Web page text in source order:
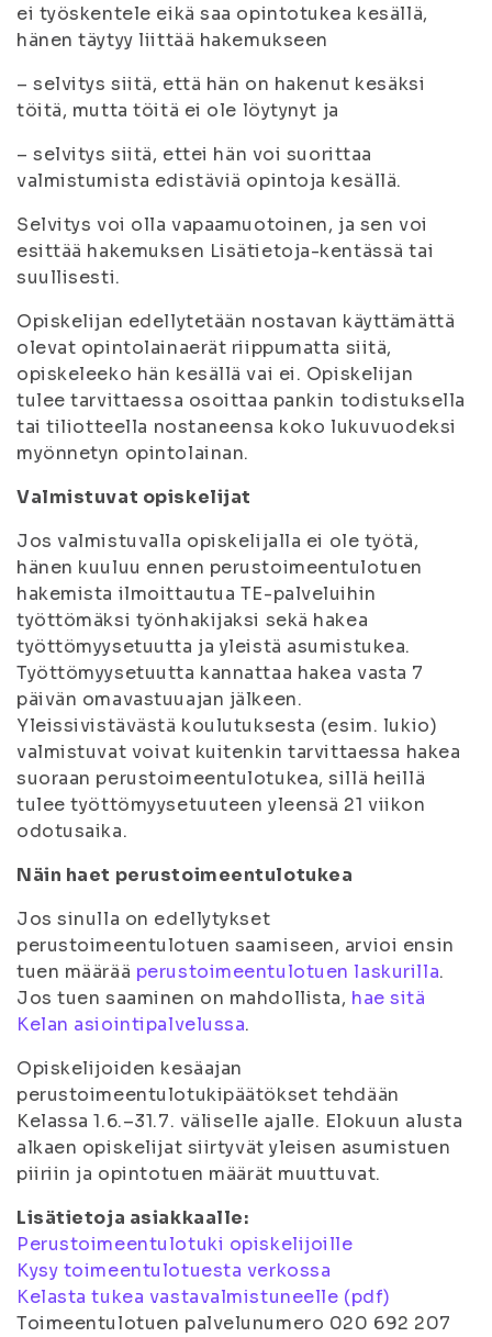
ei työskentele eikä saa opintotukea kesällä,
hänen täytyy liittää hakemukseen
– selvitys siitä, että hän on hakenut kesäksi
töitä, mutta töitä ei ole löytynyt ja
– selvitys siitä, ettei hän voi suorittaa
valmistumista edistäviä opintoja kesällä.
Selvitys voi olla vapaamuotoinen, ja sen voi
esittää hakemuksen Lisätietoja-kentässä tai
suullisesti.
Opiskelijan edellytetään nostavan käyttämättä
olevat opintolainaerät riippumatta siitä,
opiskeleeko hän kesällä vai ei. Opiskelijan
tulee tarvittaessa osoittaa pankin todistuksella
tai tiliotteella nostaneensa koko lukuvuodeksi
myönnetyn opintolainan.
Valmistuvat opiskelijat
Jos valmistuvalla opiskelijalla ei ole työtä,
hänen kuuluu ennen perustoimeentulotuen
hakemista ilmoittautua TE-palveluihin
työttömäksi työnhakijaksi sekä hakea
työttömyysetuutta ja yleistä asumistukea.
Työttömyysetuutta kannattaa hakea vasta 7
päivän omavastuuajan jälkeen.
Yleissivistävästä koulutuksesta (esim. lukio)
valmistuvat voivat kuitenkin tarvittaessa hakea
suoraan perustoimeentulotukea, sillä heillä
tulee työttömyysetuuteen yleensä 21 viikon
odotusaika.
Näin haet perustoimeentulotukea
Jos sinulla on edellytykset
perustoimeentulotuen saamiseen, arvioi ensin
tuen määrää perustoimeentulotuen laskurilla.
Jos tuen saaminen on mahdollista, hae sitä
Kelan asiointipalvelussa.
Opiskelijoiden kesäajan
perustoimeentulotukipäätökset tehdään
Kelassa 1.6.–31.7. väliselle ajalle. Elokuun alusta
alkaen opiskelijat siirtyvät yleisen asumistuen
piiriin ja opintotuen määrät muuttuvat.
Lisätietoja asiakkaalle:
Perustoimeentulotuki opiskelijoille
Kysy toimeentulotuesta verkossa
Kelasta tukea vastavalmistuneelle (pdf)
Toimeentulotuen palvelunumero 020 692 207